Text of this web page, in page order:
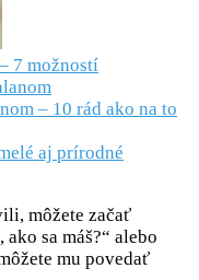
7 možností
– 10 rád ako na to
aj prírodné
môžete začať
sa máš?“ alebo
mu povedať